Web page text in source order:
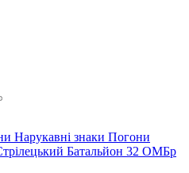
Нарукавні знаки Погони
Батальйон 32 ОМБр